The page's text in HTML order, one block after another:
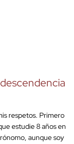
respetos. Primero
estudie 8 años en
aunque soy